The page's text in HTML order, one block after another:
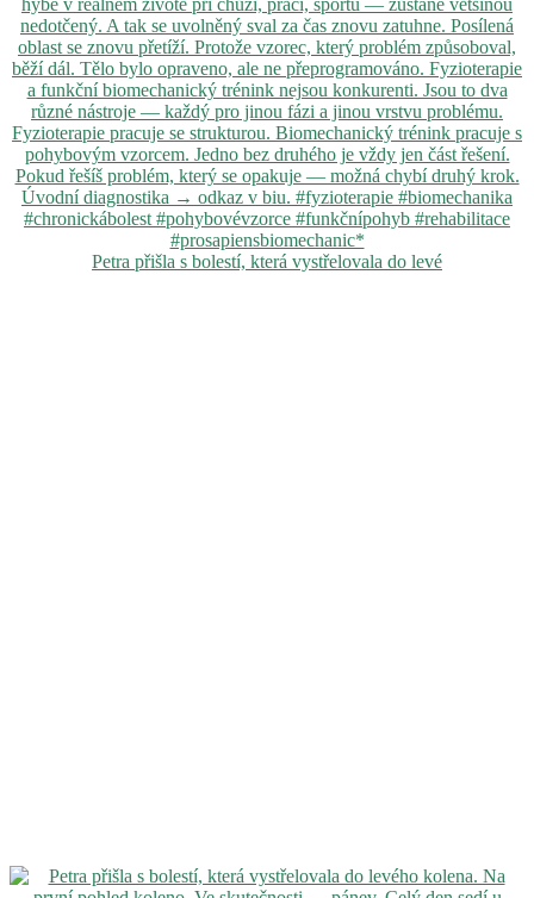
Petra přišla s bolestí, která vystřelovala do levé